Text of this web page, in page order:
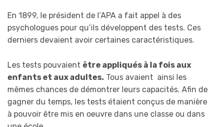
En 1899, le président de l’APA a fait appel à des
psychologues pour qu’ils développent des tests. Ces
derniers devaient avoir certaines caractéristiques.
Les tests pouvaient être appliqués à la fois aux
enfants et aux adultes. Tous avaient ainsi les
mêmes chances de démontrer leurs capacités. Afin de
gagner du temps, les tests étaient conçus de manière
à pouvoir être mis en oeuvre dans une classe ou dans